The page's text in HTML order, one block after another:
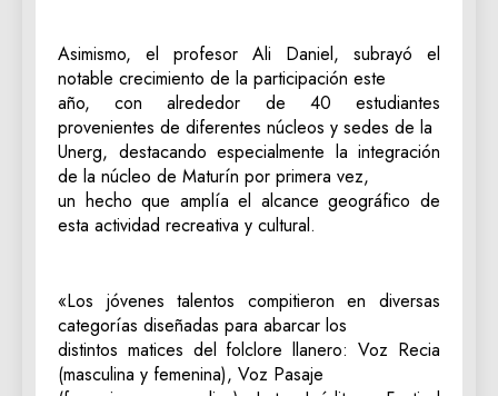
Asimismo, el profesor Ali Daniel, subrayó el
notable crecimiento de la participación este
año, con alrededor de 40 estudiantes
provenientes de diferentes núcleos y sedes de la
Unerg, destacando especialmente la integración
de la núcleo de Maturín por primera vez,
un hecho que amplía el alcance geográfico de
esta actividad recreativa y cultural.
«Los jóvenes talentos compitieron en diversas
categorías diseñadas para abarcar los
distintos matices del folclore llanero: Voz Recia
(masculina y femenina), Voz Pasaje